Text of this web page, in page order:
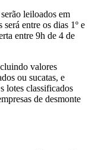
leiloados em
entre os dias 1º e
entre 9h de 4 de
valores
ou sucatas, e
lotes classificados
de desmonte